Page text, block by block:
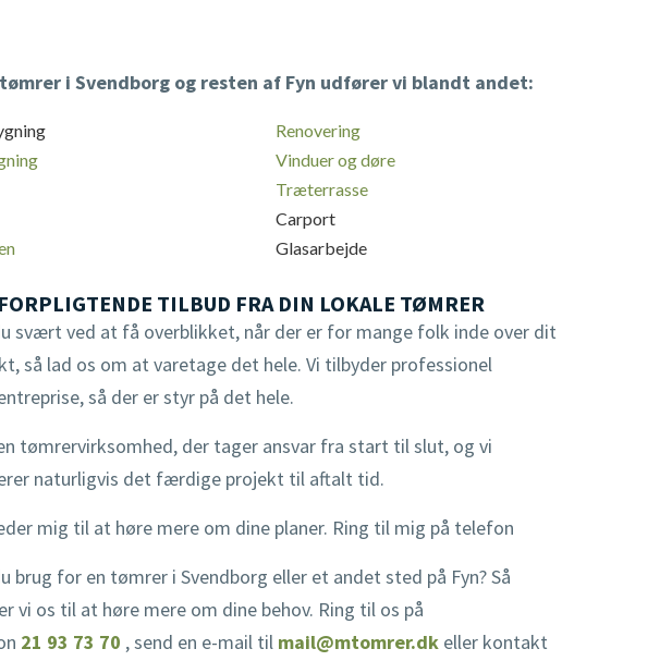
i Svendborg og resten af Fyn udfører vi blandt andet:
Renovering
Vinduer og døre
Træterrasse
Carport
Glasarbejde
TILBUD FRA DIN LOKALE TØMRER
svært ved at få overblikket, når der er for mange folk inde over dit
så lad os om at varetage det hele. Vi tilbyder professionel
så der er styr på det hele.
tømrervirksomhed, der tager ansvar fra start til slut, og vi
naturligvis det færdige projekt til aftalt tid.
mig til at høre mere om dine planer. Ring til mig på telefon
brug for en tømrer i Svendborg eller et andet sted på Fyn? Så
vi os til at høre mere om dine behov. Ring til os på
21 93 73 70 , send en e-mail til mail@mtomrer.dk eller kontakt